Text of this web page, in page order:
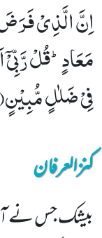
اِنَّ الَّذِیْ فَرَضَ
مَعَادٍؕ-قُلْ
فِیْ ضَلٰلٍ مُّبِیْنٍ(85)
کنزالعرفان
بیشک جس نے